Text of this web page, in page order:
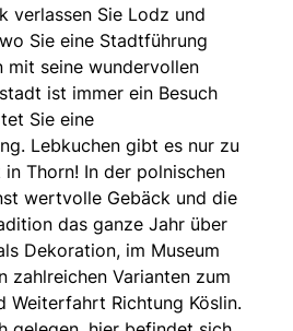
verlassen Sie Lodz und
Sie eine Stadtführung
mit seine wundervollen
ist immer ein Besuch
Sie eine
Lebkuchen gibt es nur zu
in Thorn! In der polnischen
wertvolle Gebäck und die
das ganze Jahr über
Dekoration, im Museum
zahlreichen Varianten zum
Weiterfahrt Richtung Köslin.